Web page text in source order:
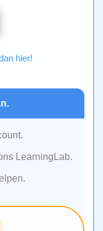
hier!
LearningLab.